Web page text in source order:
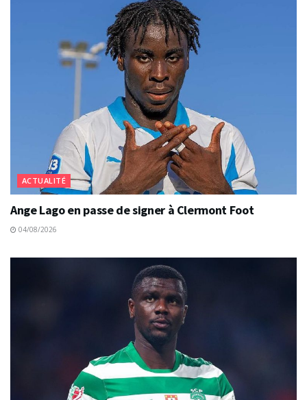
ACTUALITÉ
Ange Lago en passe de signer à Clermont Foot
04/08/2026